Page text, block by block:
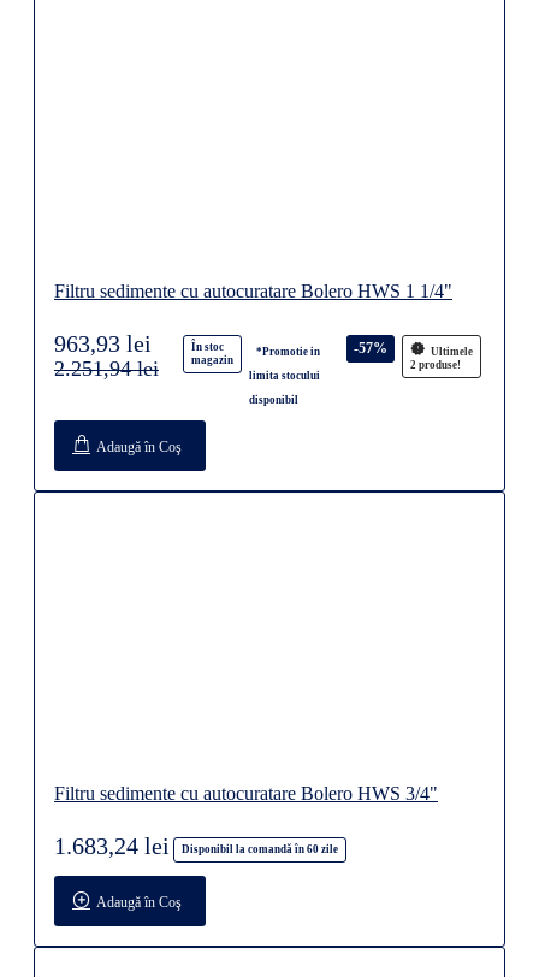
Filtru sedimente cu autocuratare Bolero HWS 1 1/4"
Ultimele
2 produse!
În stoc
magazin
*Promotie in
limita stocului
disponibil
-57%
963,93 lei
2.251,94 lei
Adaugă în Coş
Filtru sedimente cu autocuratare Bolero HWS 3/4"
Disponibil la comandă în 60 zile
1.683,24 lei
Adaugă în Coş